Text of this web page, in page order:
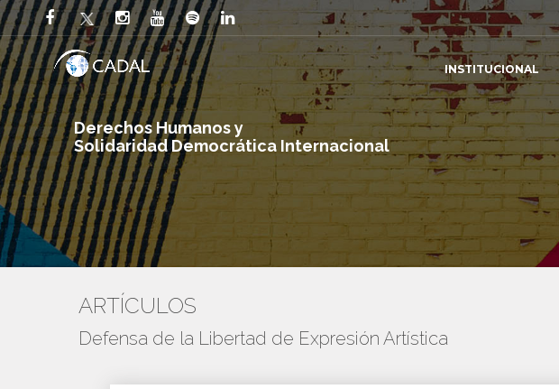
Derechos Humanos y
Solidaridad Democrática Internacional
INSTITUCIONAL
ARTÍCULOS
Defensa de la Libertad de Expresión Artística